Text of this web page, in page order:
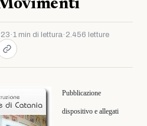
·1 min di lettura· 2.456 letture
Pubblicazione
dispositivo e allegati